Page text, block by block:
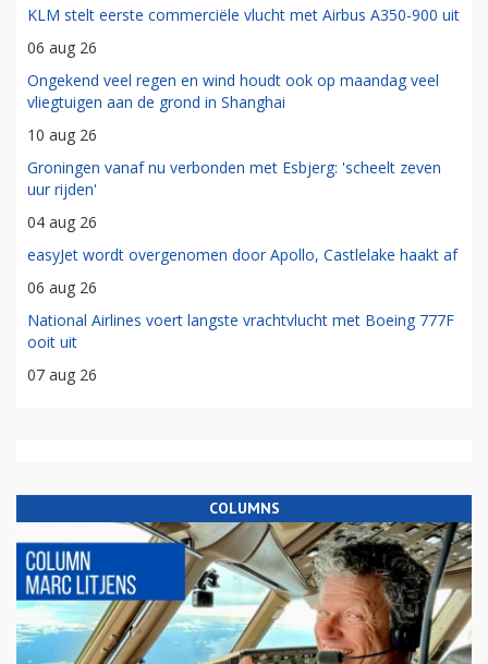
KLM stelt eerste commerciële vlucht met Airbus A350-900 uit
06 aug 26
Ongekend veel regen en wind houdt ook op maandag veel
vliegtuigen aan de grond in Shanghai
10 aug 26
Groningen vanaf nu verbonden met Esbjerg: 'scheelt zeven
uur rijden'
04 aug 26
easyJet wordt overgenomen door Apollo, Castlelake haakt af
06 aug 26
National Airlines voert langste vrachtvlucht met Boeing 777F
ooit uit
07 aug 26
COLUMNS